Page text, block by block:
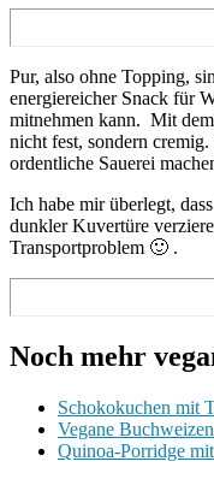
Pur, also ohne Topping,
energiereicher Snack für
mitnehmen kann. Mit
nicht fest, sondern
ordentliche Sauerei
Ich habe mir überlegt,
dunkler Kuvertüre
Transportproblem 🙂 .
Noch mehr
Schokokuchen mit
Vegane
Quinoa-Porridge